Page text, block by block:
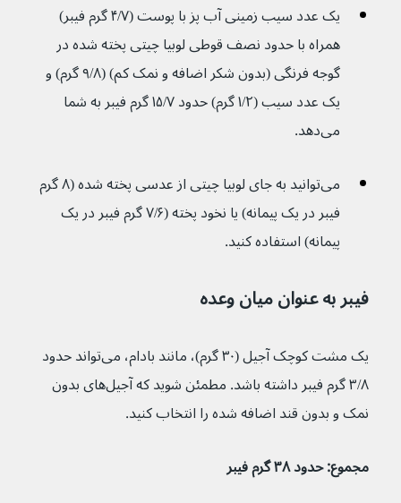
یک عدد سیب زمینی آب پز با پوست (۴/۷ گرم فیبر)
همراه با حدود نصف قوطی لوبیا چیتی پخته شده در
گوجه فرنگی (بدون شکر اضافه و نمک کم) (۹/۸ گرم) و
یک عدد سیب (۱/۲ گرم) حدود ۱۵/۷ گرم فیبر به شما
می‌دهد.
می‌توانید به جای لوبیا چیتی از عدسی پخته شده (۸ گرم
فیبر در یک پیمانه) یا نخود پخته (۷/۶ گرم فیبر در یک
پیمانه) استفاده کنید.
فیبر به عنوان میان وعده
یک مشت کوچک آجیل (۳۰ گرم)، مانند بادام، می‌تواند حدود
۳/۸ گرم فیبر داشته باشد. مطمئن شوید که آجیل‌های بدون
نمک و بدون قند اضافه شده را انتخاب کنید.
مجموع: حدود ۳۸ گرم فیبر